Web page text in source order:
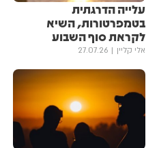
עלייה הדרגתית
בטמפרטורות, השיא
לקראת סוף השבוע
אלי קליין 27.07.26